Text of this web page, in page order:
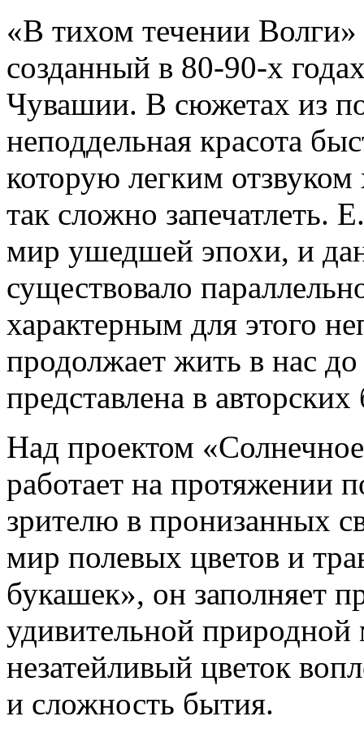
«В тихом течении
созданный в 80-90-х
Чувашии. В сюжетах из
неподдельная красота
которую легким
так сложно запечатлеть.
мир ушедшей эпохи, и
существовало
характерным для этого
продолжает жить в нас
представлена в
Над проектом
работает на протяжении
зрителю в пронизанных
мир полевых цветов и
букашек», он заполняет
удивительной природной
незатейливый цветок
и сложность бытия.